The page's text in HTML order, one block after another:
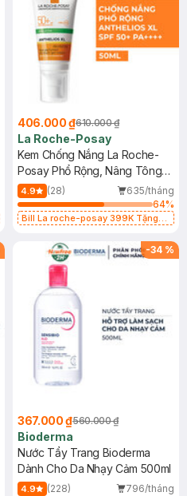
406.000 ₫610.000 ₫
La Roche-Posay
Kem Chống Nắng La Roche-
Posay Phổ Rộng, Nâng Tông
Kiềm Dầu 50ml
4.9 (28)
635/tháng
64%
Bill La roche-posay 399K Tặng
(SL có hạn)
-34 %
367.000 ₫560.000 ₫
Bioderma
Nước Tẩy Trang Bioderma
Dành Cho Da Nhạy Cảm 500ml
4.9 (228) 796/tháng